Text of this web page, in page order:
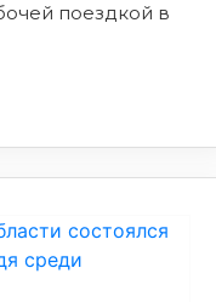
поездкой в